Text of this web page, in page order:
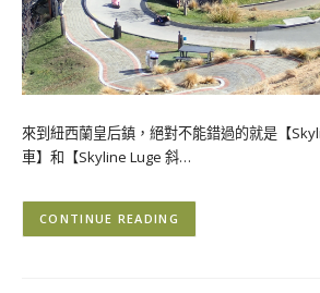
來到紐西蘭皇后鎮，絕對不能錯過的就是【
車】和【Skyline Luge 斜…
CONTINUE READING